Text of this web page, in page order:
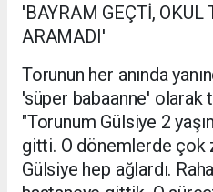
'BAYRAM GEÇTİ, OKUL
ARAMADI'
Torunun her anında
'süper babaanne' olarak
"Torunum Gülsiye 2
gitti. O dönemlerde çok
Gülsiye hep ağlardı.